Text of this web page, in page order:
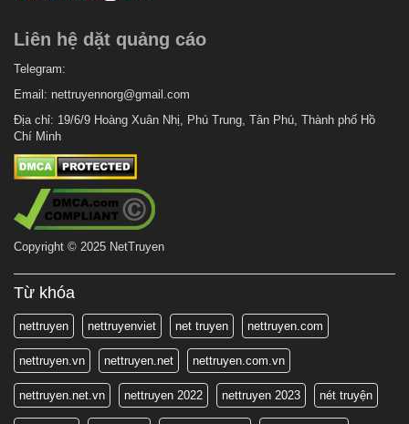
Liên hệ dặt quảng cáo
Telegram:
Email: nettruyennorg@gmail.com
Địa chỉ: 19/6/9 Hoàng Xuân Nhị, Phú Trung, Tân Phú, Thành phố Hồ
Chí Minh
Copyright © 2025 NetTruyen
Từ khóa
nettruyen nettruyenviet net truyen nettruyen.com
nettruyen.vn nettruyen.net nettruyen.com.vn
nettruyen.net.vn nettruyen 2022 nettruyen 2023 nét truyện